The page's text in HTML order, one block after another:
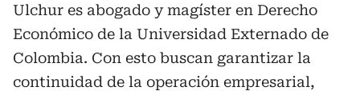
Ulchur es abogado y magíster en Derecho
Económico de la Universidad Externado de
Colombia. Con esto buscan garantizar la
continuidad de la operación empresarial,